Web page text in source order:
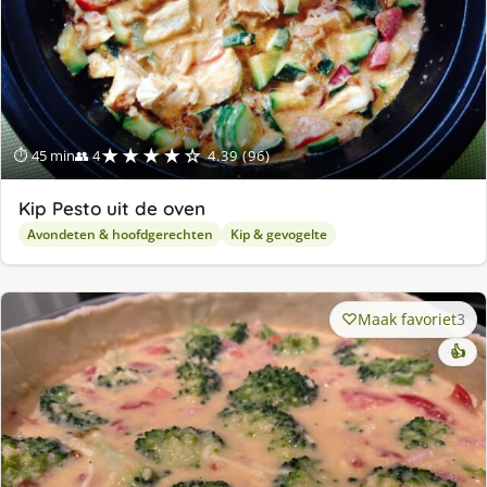
⏱ 45 min👥 4★★★★☆ 4.39 (96)
Kip Pesto uit de oven
Avondeten & hoofdgerechten Kip & gevogelte
Maak favoriet3
👍